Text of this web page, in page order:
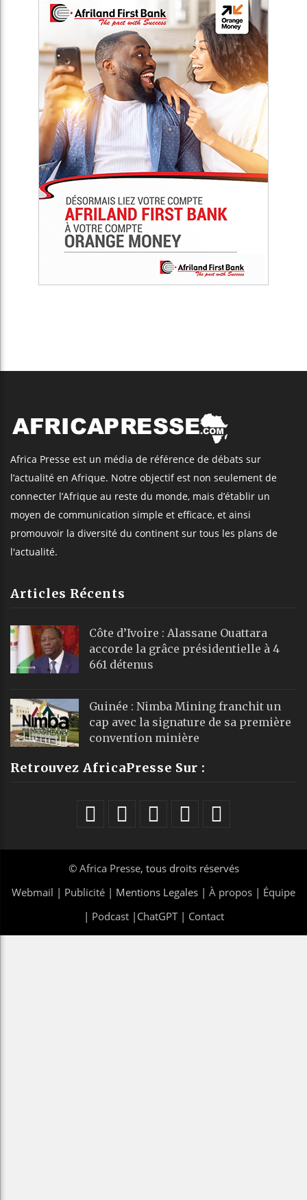
Africa Presse est un média de référence de débats sur
l’actualité en Afrique. Notre objectif est non seulement de
connecter l’Afrique au reste du monde, mais d’établir un
moyen de communication simple et efficace, et ainsi
promouvoir la diversité du continent sur tous les plans de
l'actualité.
Articles Récents
Côte d’Ivoire : Alassane Ouattara
accorde la grâce présidentielle à 4
661 détenus
Guinée : Nimba Mining franchit un
cap avec la signature de sa première
convention minière
Retrouvez AfricaPresse Sur :
© Africa Presse, tous droits réservés
Webmail | Publicité | Mentions Legales | À propos | Équipe
| Podcast| ChatGPT| Contact